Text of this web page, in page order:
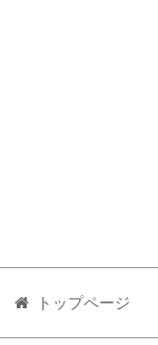
トップページ